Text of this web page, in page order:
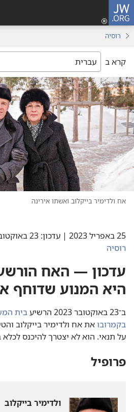
JW.ORG
רוסיה
קרא ב
אח ולדימיר בייקלוב ואשתו אירינה
25 באפריל 2023 | עדכון:‏ 23 באוקטובר 2023
רוסיה
עדכון — האח
היא המנוע שדוחף
ב־23 באוקטובר 2023 הרשיע
בית
בקמרובואת אח ולדימיר בייקלוב
על תנאי.‏ הוא לא יצטרך להיכנס
פרופיל
ולדימיר בייקלוב